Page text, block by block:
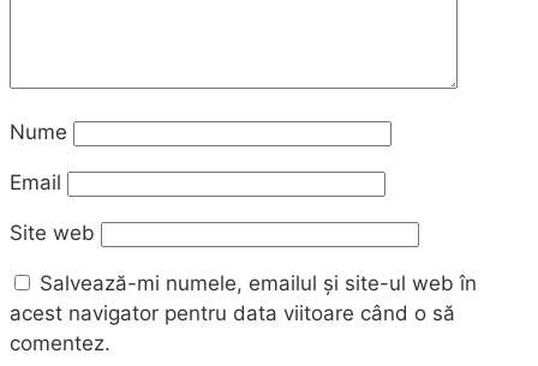
Nume
Email
Site web
Salvează-mi numele, emailul și site-ul web în
acest navigator pentru data viitoare când o să
comentez.